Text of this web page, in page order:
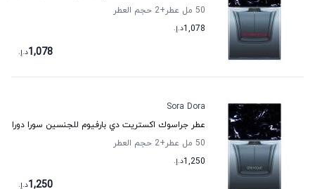
50 مل عطر
+2
حجم العطر
1,078د.إ.
1,078د.إ.
Sora Dora
عطر جراسوك اكستريت دي بارفيوم للجنسين سورا دورا
50 مل عطر
+2
حجم العطر
1,250د.إ.
1,250د.إ.